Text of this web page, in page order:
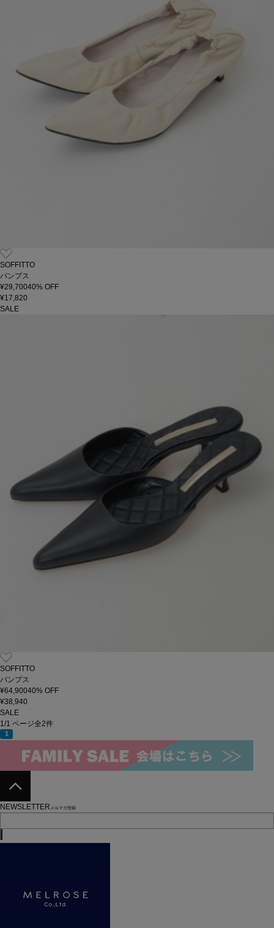
SOFFITTO
パンプス
¥29,70040% OFF
¥17,820
SALE
SOFFITTO
パンプス
¥64,90040% OFF
¥38,940
SALE
1/1 ページ全2件
1
NEWSLETTER メルマガ登録